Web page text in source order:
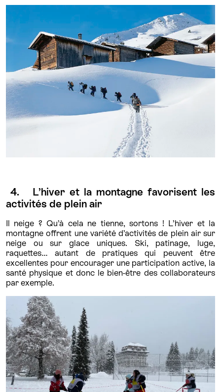
4. L’hiver et la montagne favorisent les
activités de plein air
Il neige ? Qu’à cela ne tienne, sortons ! L’hiver et la
montagne offrent une variété d’activités de plein air sur
neige ou sur glace uniques. Ski, patinage, luge,
raquettes… autant de pratiques qui peuvent être
excellentes pour encourager une participation active, la
santé physique et donc le bien-être des collaborateurs
par exemple.